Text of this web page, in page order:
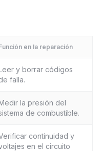
en la reparación
y borrar códigos
falla.
la presión del
de combustible.
continuidad y
en el circuito